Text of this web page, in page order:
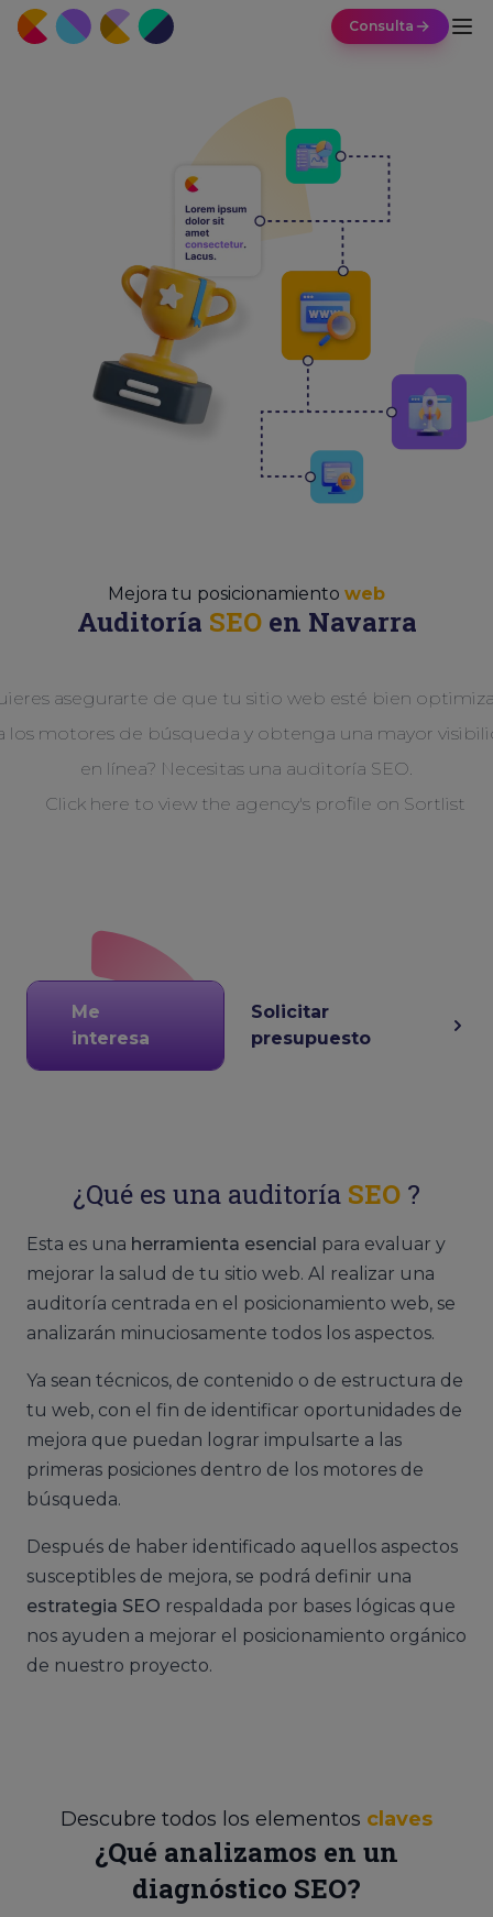
Consulta
Mejora tu posicionamiento web
Auditoría SEO en Navarra
asegurarte de que tu sitio web esté bien
los motores de búsqueda y obtenga una mayor
en línea? Necesitas una auditoría SEO.
Me
interesa
Solicitar
presupuesto
¿Qué es una auditoría SEO ?
Esta es una herramienta esencial para evaluar y
mejorar la salud de tu sitio web. Al realizar una
auditoría centrada en el posicionamiento web, se
analizarán minuciosamente todos los aspectos.
Ya sean técnicos, de contenido o de estructura de
tu web, con el fin de identificar oportunidades de
mejora que puedan lograr impulsarte a las
primeras posiciones dentro de los motores de
búsqueda.
Después de haber identificado aquellos aspectos
susceptibles de mejora, se podrá definir una
estrategia SEO respaldada por bases lógicas que
nos ayuden a mejorar el posicionamiento orgánico
de nuestro proyecto.
Descubre todos los elementos claves
¿Qué analizamos en un
diagnóstico SEO?